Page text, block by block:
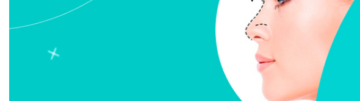
РЕГАЛИИ И НАГРАДЫ
Лауреат европейской премии "AURORA BEAUTY & HEALTH" лучший
пластический хирург по пластике носа (2014 г.)